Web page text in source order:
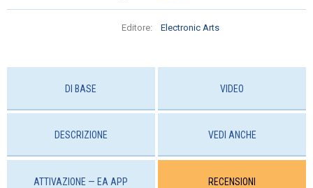
Editore: Electronic Arts
DI BASE VIDEO
DESCRIZIONE VEDI ANCHE
ATTIVAZIONE — EA APP RECENSIONI